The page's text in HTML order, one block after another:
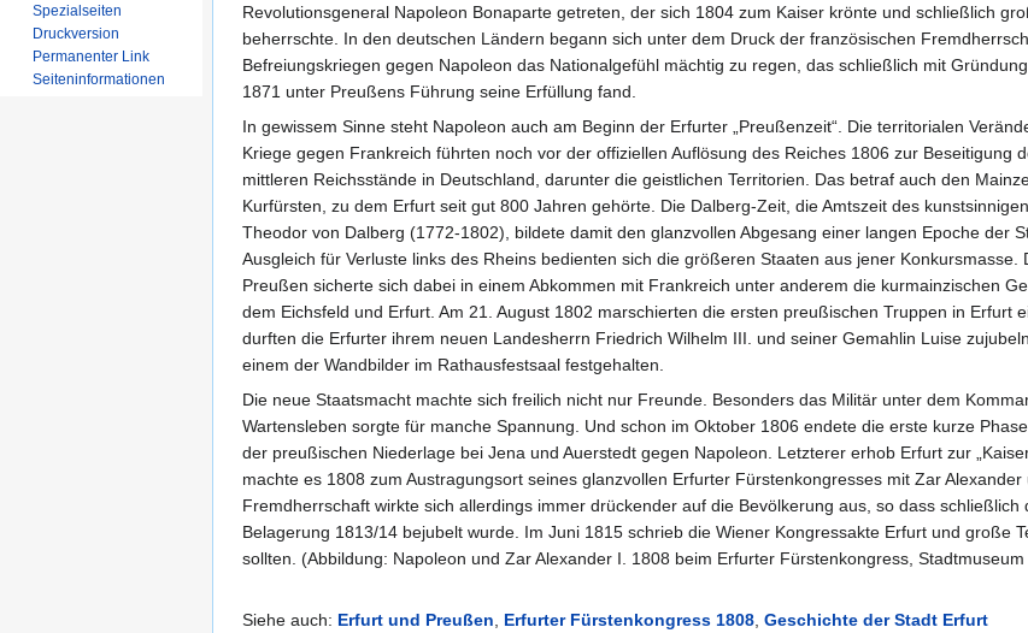
Revolutionsgeneral Napoleon Bonaparte getreten, der sich 1804 zum Kaiser krönte und schließlich
beherrschte. In den deutschen Ländern begann sich unter dem Druck der französischen
Befreiungskriegen gegen Napoleon das Nationalgefühl mächtig zu regen, das schließlich mit
1871 unter Preußens Führung seine Erfüllung fand.
In gewissem Sinne steht Napoleon auch am Beginn der Erfurter „Preußenzeit“. Die territorialen
Kriege gegen Frankreich führten noch vor der offiziellen Auflösung des Reiches 1806 zur Beseitigung
mittleren Reichsstände in Deutschland, darunter die geistlichen Territorien. Das betraf auch den
Kurfürsten, zu dem Erfurt seit gut 800 Jahren gehörte. Die Dalberg-Zeit, die Amtszeit des
Theodor von Dalberg (1772-1802), bildete damit den glanzvollen Abgesang einer langen Epoche der
Ausgleich für Verluste links des Rheins bedienten sich die größeren Staaten aus jener Konkursmasse.
Preußen sicherte sich dabei in einem Abkommen mit Frankreich unter anderem die kurmainzischen
dem Eichsfeld und Erfurt. Am 21. August 1802 marschierten die ersten preußischen Truppen in Erfurt
durften die Erfurter ihrem neuen Landesherrn Friedrich Wilhelm III. und seiner Gemahlin Luise
einem der Wandbilder im Rathausfestsaal festgehalten.
Die neue Staatsmacht machte sich freilich nicht nur Freunde. Besonders das Militär unter dem
Wartensleben sorgte für manche Spannung. Und schon im Oktober 1806 endete die erste kurze
der preußischen Niederlage bei Jena und Auerstedt gegen Napoleon. Letzterer erhob Erfurt zur
machte es 1808 zum Austragungsort seines glanzvollen Erfurter Fürstenkongresses mit Zar
Fremdherrschaft wirkte sich allerdings immer drückender auf die Bevölkerung aus, so dass
Belagerung 1813/14 bejubelt wurde. Im Juni 1815 schrieb die Wiener Kongressakte Erfurt und große
sollten. (Abbildung: Napoleon und Zar Alexander I. 1808 beim Erfurter Fürstenkongress, Stadtmuseum
Siehe auch: Erfurt und Preußen Erfurter Fürstenkongress 1808 Geschichte der Stadt Erfurt
Spezialseiten
Druckversion
Permanenter Link
Seiten­informationen